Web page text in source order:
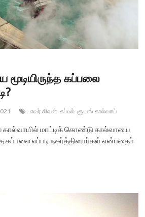
கப்பலை
எவர் கிவன் கப்பல் சூயஸ் கால்வாய்
கால்வாயில் மாட்டிக் கொண்டு கால்வாயை
எப்படி நகர்த்தினார்கள் என்பதைப்